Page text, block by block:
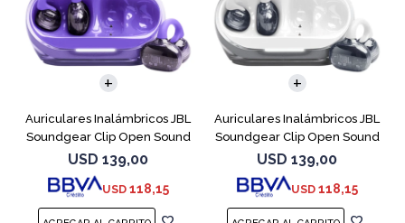
Auriculares Inalámbricos JBL
Soundgear Clip Open Sound
Purpl
USD 139,00
USD 118,15
Auriculares Inalámbricos JBL
Soundgear Clip Open Sound
Blanc
USD 139,00
USD 118,15